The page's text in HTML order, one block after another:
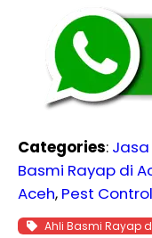
Categories: Jasa
Basmi Rayap di
Aceh, Pest
Ahli Basmi Rayap